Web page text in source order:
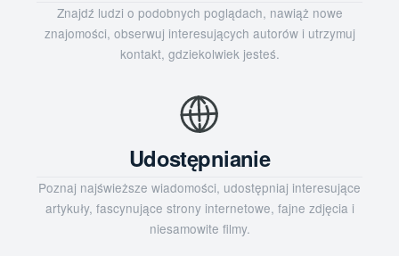
Znajdź ludzi o podobnych poglądach, nawiąż nowe
znajomości, obserwuj interesujących autorów i utrzymuj
kontakt, gdziekolwiek jesteś.
Udostępnianie
Poznaj najświeższe wiadomości, udostępniaj interesujące
artykuły, fascynujące strony internetowe, fajne zdjęcia i
niesamowite filmy.